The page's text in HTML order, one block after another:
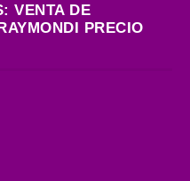
VENTA DE
PRECIO